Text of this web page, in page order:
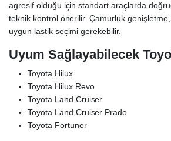
agresif olduğu için standart araçlarda
teknik kontrol önerilir. Çamurluk
uygun lastik seçimi gerekebilir.
Uyum Sağlayabilecek
Toyota Hilux
Toyota Hilux Revo
Toyota Land Cruiser
Toyota Land Cruiser Prado
Toyota Fortuner